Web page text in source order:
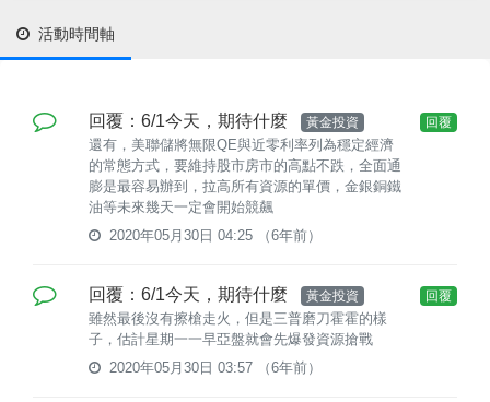
活動時間軸
回覆：6/1今天，期待什麼 黃金投資
還有，美聯儲將無限QE與近零利率列為穩定經濟
的常態方式，要維持股市房市的高點不跌，全面通
膨是最容易辦到，拉高所有資源的單價，金銀銅鐵
油等未來幾天一定會開始競飆
2020年05月30日 04:25
（6年前）
回覆
回覆：6/1今天，期待什麼 黃金投資
雖然最後沒有擦槍走火，但是三普磨刀霍霍的樣
子，估計星期一一早亞盤就會先爆發資源搶戰
2020年05月30日 03:57
（6年前）
回覆